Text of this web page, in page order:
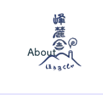
About